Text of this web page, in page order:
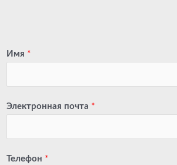
Имя *
Электронная почта *
Телефон *